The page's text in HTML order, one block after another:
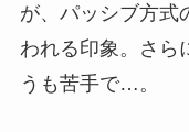
が、パッシブ方式
われる印象。さら
うも苦手で…。